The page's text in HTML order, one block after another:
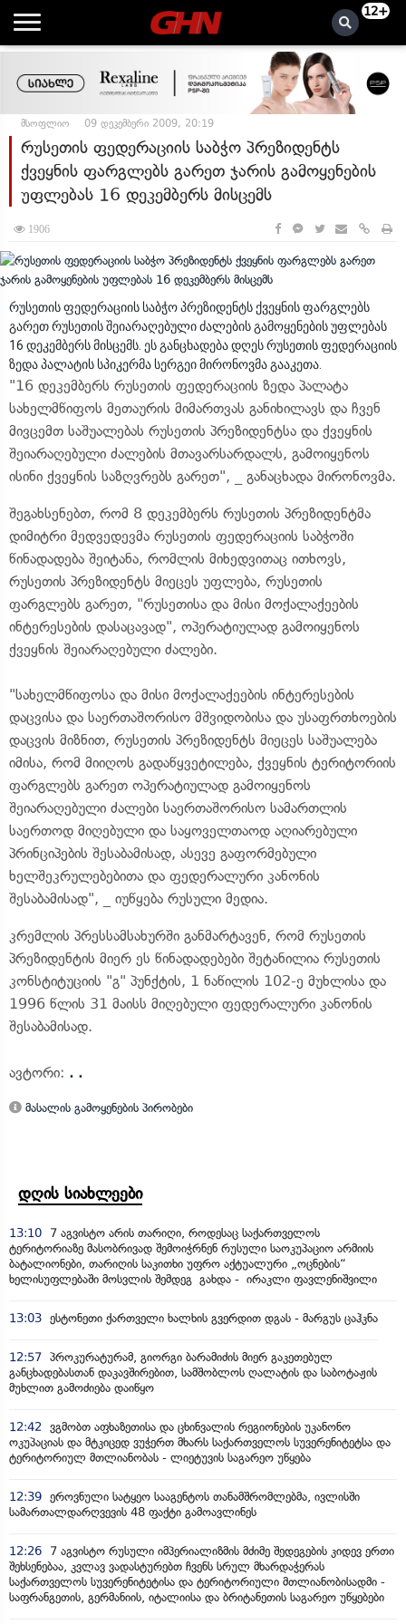
12+
მსოფლიო 09 დეკემბერი 2009, 20:19
რუსეთის ფედერაციის საბჭო პრეზიდენტს
ქვეყნის ფარგლებს გარეთ ჯარის გამოყენების
უფლებას 16 დეკემბერს მისცემს
1906
რუსეთის ფედერაციის საბჭო პრეზიდენტს ქვეყნის ფარგლებს
გარეთ რუსეთის შეიარაღებული ძალების გამოყენების უფლებას
16 დეკემბერს მისცემს. ეს განცხადება დღეს რუსეთის ფედერაციის
ზედა პალატის სპიკერმა სერგეი მირონოვმა გააკეთა.
"16 დეკემბერს რუსეთის ფედერაციის ზედა პალატა
სახელმწიფოს მეთაურის მიმართვას განიხილავს და ჩვენ
მივცემთ საშუალებას რუსეთის პრეზიდენტსა და ქვეყნის
შეიარაღებული ძალების მთავარსარდალს, გამოიყენოს
ისინი ქვეყნის საზღვრებს გარეთ", _ განაცხადა მირონოვმა.
შეგახსენებთ, რომ 8 დეკემბერს რუსეთის პრეზიდენტმა
დიმიტრი მედვედევმა რუსეთის ფედერაციის საბჭოში
წინადადება შეიტანა, რომლის მიხედვითაც ითხოვს,
რუსეთის პრეზიდენტს მიეცეს უფლება, რუსეთის
ფარგლებს გარეთ, "რუსეთისა და მისი მოქალაქეების
ინტერესების დასაცავად", ოპერატიულად გამოიყენოს
ქვეყნის შეიარაღებული ძალები.
"სახელმწიფოსა და მისი მოქალაქეების ინტერესების
დაცვისა და საერთაშორისო მშვიდობისა და უსაფრთხოების
დაცვის მიზნით, რუსეთის პრეზიდენტს მიეცეს საშუალება
იმისა, რომ მიიღოს გადაწყვეტილება, ქვეყნის ტერიტორიის
ფარგლებს გარეთ ოპერატიულად გამოიყენოს
შეიარაღებული ძალები საერთაშორისო სამართლის
საერთოდ მიღებული და საყოველთაოდ აღიარებული
პრინციპების შესაბამისად, ასევე გაფორმებული
ხელშეკრულებებითა და ფედერალური კანონის
შესაბამისად", _ იუწყება რუსული მედია.
კრემლის პრესსამსახურში განმარტავენ, რომ რუსეთის
პრეზიდენტის მიერ ეს წინადადებები შეტანილია რუსეთის
კონსტიტუციის "გ" პუნქტის, 1 ნაწილის 102-ე მუხლისა და
1996 წლის 31 მაისს მიღებული ფედერალური კანონის
შესაბამისად.
ავტორი: . .
მასალის გამოყენების პირობები
დღის სიახლეები
13:10
7 აგვისტო არის თარიღი, როდესაც საქართველოს
ტერიტორიაზე მასობრივად შემოიჭრნენ რუსული საოკუპაციო არმიის
ბატალიონები, თარიღის საკითხი უფრო აქტუალური „ოცნების“
ხელისუფლებაში მოსვლის შემდეგ გახდა - ირაკლი ფავლენიშვილი
13:03 ესტონეთი ქართველი ხალხის გვერდით დგას - მარგუს ცაჰკნა
12:57 პროკურატურამ, გიორგი ბარამიძის მიერ გაკეთებულ
განცხადებასთან დაკავშირებით, სამშობლოს ღალატის და საბოტაჟის
მუხლით გამოძიება დაიწყო
12:42 ვგმობთ აფხაზეთისა და ცხინვალის რეგიონების უკანონო
ოკუპაციას და მტკიცედ ვუჭერთ მხარს საქართველოს სუვერენიტეტსა და
ტერიტორიულ მთლიანობას - ლიეტუვის საგარეო უწყება
12:39 ეროვნული სატყეო სააგენტოს თანამშრომლებმა, ივლისში
სამართალდარღვევის 48 ფაქტი გამოავლინეს
12:26
7 აგვისტო რუსული იმპერიალიზმის მძიმე შედეგების კიდევ ერთი
შეხსენებაა, კვლავ ვადასტურებთ ჩვენს სრულ მხარდაჭერას
საქართველოს სუვერენიტეტისა და ტერიტორიული მთლიანობისადმი -
საფრანგეთის, გერმანიის, იტალიისა და ბრიტანეთის საგარეო უწყებები